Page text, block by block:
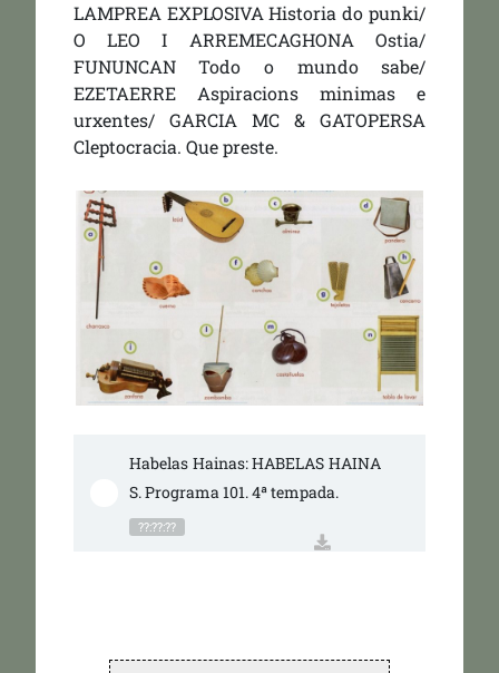
LAMPREA EXPLOSIVA Historia do punki/
O LEO I ARREMECAGHONA Ostia/
FUNUNCAN Todo o mundo sabe/
EZETAERRE Aspiracions minimas e
urxentes/ GARCIA MC & GATOPERSA
Cleptocracia. Que preste.
Habelas Hainas: HABELAS HAINA
S. Programa 101. 4ª tempada.
??:??:??